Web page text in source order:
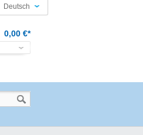
Deutsch
0,00 €*